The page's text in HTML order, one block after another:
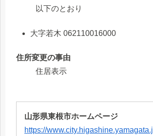
以下のとおり
大字若木 062110016000
住所変更の事由
住居表示
山形県東根市ホームページ
https://